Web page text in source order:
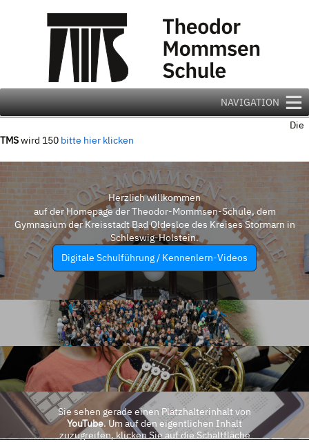
NAVIGATION
Die
TMSwird 150 bitte hier klicken
Herzlich willkommen
auf der Homepage der Theodor-Mommsen-Schule, dem
Gymnasium der Kreisstadt Bad Oldesloe des Kreises Stormarn in
Schleswig-Holstein.
Digitale Schulführung / Kennenlern-Videos
Sie sehen gerade einen Platzhalterinhalt von
YouTube. Um auf den eigentlichen Inhalt
zuzugreifen, klicken Sie auf die Schaltfläche